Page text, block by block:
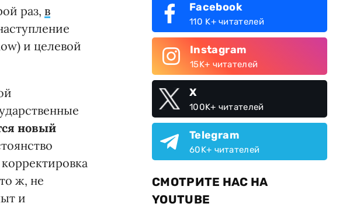
раз, в
и целевой
новый
ж, не
и
Facebook
110 K+ читателей
Instagram
15K+ читателей
X
100K+ читателей
Telegram
60K+ читателей
СМОТРИТЕ НАС НА
YOUTUBE